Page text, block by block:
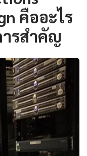
คืออะไร
รสำคัญ